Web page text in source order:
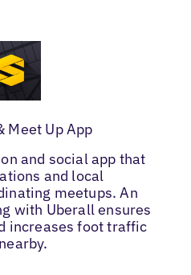
Meet Up App
and social app that
and local
meetups. An
with Uberall ensures
increases foot traffic